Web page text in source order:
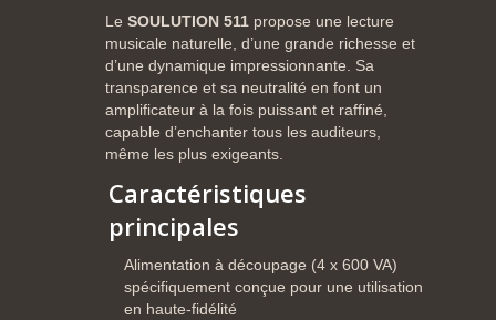
Le SOULUTION 511 propose une lecture
musicale naturelle, d’une grande richesse et
d’une dynamique impressionnante. Sa
transparence et sa neutralité en font un
amplificateur à la fois puissant et raffiné,
capable d’enchanter tous les auditeurs,
même les plus exigeants.
Caractéristiques
principales
Alimentation à découpage (4 x 600 VA)
spécifiquement conçue pour une utilisation
en haute-fidélité